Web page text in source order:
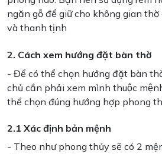
ngăn gỗ để giữ cho không gian
và thanh tịnh
2. Cách xem hướng đặt bàn thờ
- Để có thể chọn hướng đặt bàn
chủ cần phải xem mình thuộc
thể chọn đúng hướng hợp phong
2.1 Xác định bản mệnh
- Theo như phong thủy sẽ có 2